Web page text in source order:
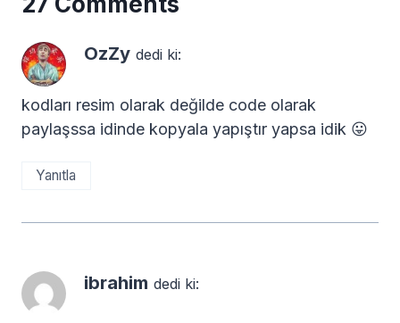
OzZy dedi ki:
kodları resim olarak değilde code olarak
paylaşssa idinde kopyala yapıştır yapsa idik 😛
Yanıtla
ibrahim dedi ki: